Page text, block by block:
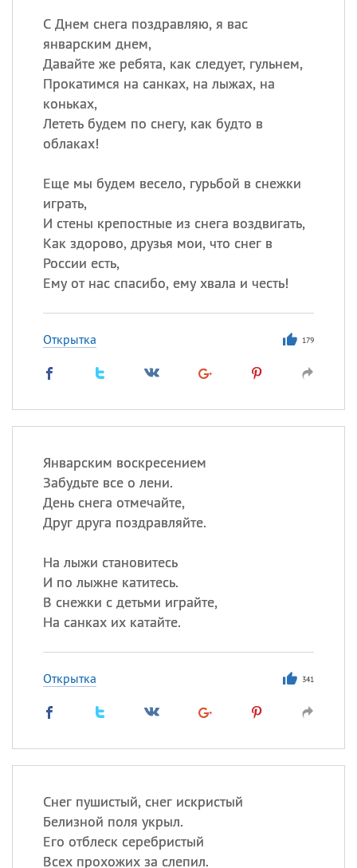
С Днем снега поздравляю, я вас
январским днем,
Давайте же ребята, как следует, гульнем,
Прокатимся на санках, на лыжах, на
коньках,
Лететь будем по снегу, как будто в
облаках!
Еще мы будем весело, гурьбой в снежки
играть,
И стены крепостные из снега воздвигать,
Как здорово, друзья мои, что снег в
России есть,
Ему от нас спасибо, ему хвала и честь!
Открытка 179
Январским воскресением
Забудьте все о лени.
День снега отмечайте,
Друг друга поздравляйте.
На лыжи становитесь
И по лыжне катитесь.
В снежки с детьми играйте,
На санках их катайте.
Открытка 341
Снег пушистый, снег искристый
Белизной поля укрыл.
Его отблеск серебристый
Всех прохожих за слепил.